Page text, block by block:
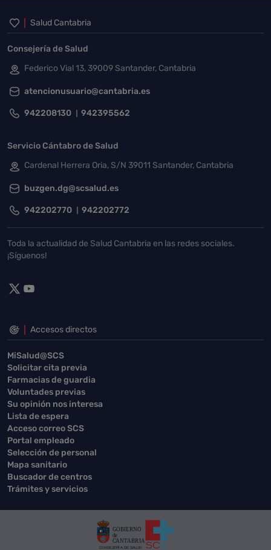
Inicio del pie de página
Salud Cantabria
Consejería de Salud
Federico Vial 13, 39009 Santander, Cantabria
atencionusuario@cantabria.es
942208130 942395562
Servicio Cántabro de Salud
Cardenal Herrera Oria, S/N 39011 Santander, Cantabria
buzgen.dg@scsalud.es
942202770 942202772
Toda la actualidad de Salud Cantabria en las redes sociales.
¡Síguenos!
Accesos directos
MiSalud@SCS
Solicitar cita previa
Farmacias de guardia
Voluntades previas
Su opinión nos interesa
Lista de espera
Acceso correo SCS
Portal empleado
Selección de personal
Mapa sanitario
Buscador de centros
Trámites y servicios